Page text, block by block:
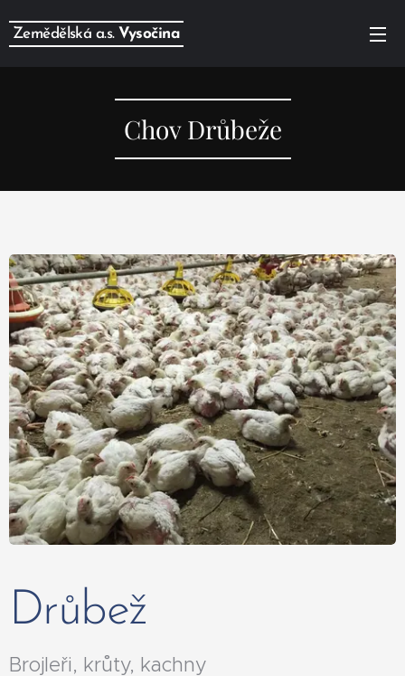
Zemědělská a.s. Vysočina
Chov Drůbeže
Drůbež
Brojleři, krůty, kachny